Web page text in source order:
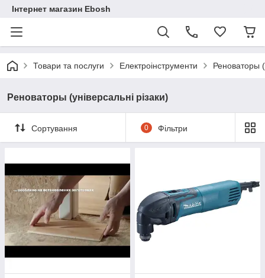
Інтернет магазин Ebosh
Товари та послуги Електроінструменти Реноваторы
Реноваторы (універсальні різаки)
Сортування 0 Фільтри